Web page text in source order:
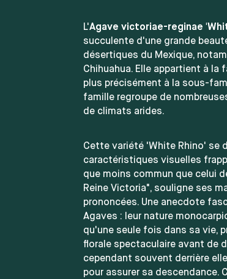
L'Agave victoriae-reginae
succulente d'une grande
désertiques du Mexique,
Chihuahua. Elle appartient à la
plus précisément à la sous-
famille regroupe de
de climats arides.
Cette variété 'White Rhino' se
caractéristiques visuelles
que moins commun que celui
Reine Victoria", souligne ses
prononcées. Une anecdote
Agaves : leur nature
qu'une seule fois dans sa vie,
florale spectaculaire avant de
cependant souvent derrière
pour assurer sa descendance.